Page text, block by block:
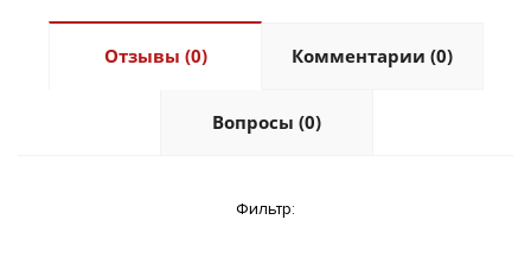
Отзывы (0) Комментарии (0)
Вопросы (0)
Фильтр: